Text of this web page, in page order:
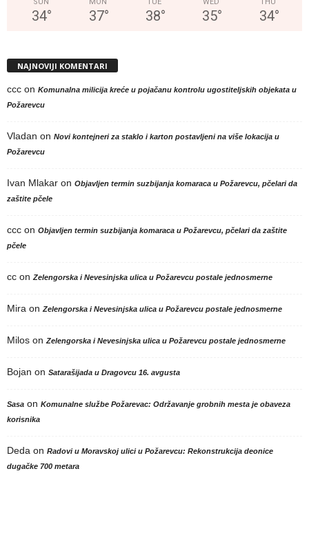
SUN
34°
MON
37°
TUE
38°
WED
35°
THU
34°
NAJNOVIJI KOMENTARI
ccc on Komunalna milicija kreće u pojačanu kontrolu ugostiteljskih objekata u
Požarevcu
Vladan on Novi kontejneri za staklo i karton postavljeni na više lokacija u
Požarevcu
Ivan Mlakar on Objavljen termin suzbijanja komaraca u Požarevcu, pčelari da
zaštite pčele
ccc on Objavljen termin suzbijanja komaraca u Požarevcu, pčelari da zaštite
pčele
cc onZelengorska i Nevesinjska ulica u Požarevcu postale jednosmerne
Mira onZelengorska i Nevesinjska ulica u Požarevcu postale jednosmerne
Milos onZelengorska i Nevesinjska ulica u Požarevcu postale jednosmerne
Bojan on Satarašijada u Dragovcu 16. avgusta
Sasa on Komunalne službe Požarevac: Održavanje grobnih mesta je obaveza
korisnika
Deda on Radovi u Moravskoj ulici u Požarevcu: Rekonstrukcija deonice
dugačke 700 metara